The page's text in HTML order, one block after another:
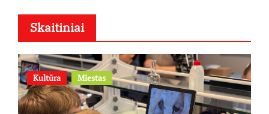
Skaitiniai
Kultūra Miestas